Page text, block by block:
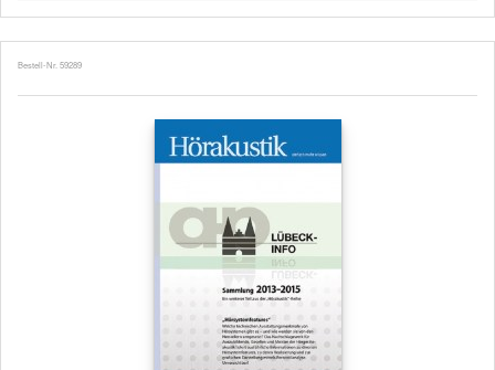
Bestell-Nr. 59289